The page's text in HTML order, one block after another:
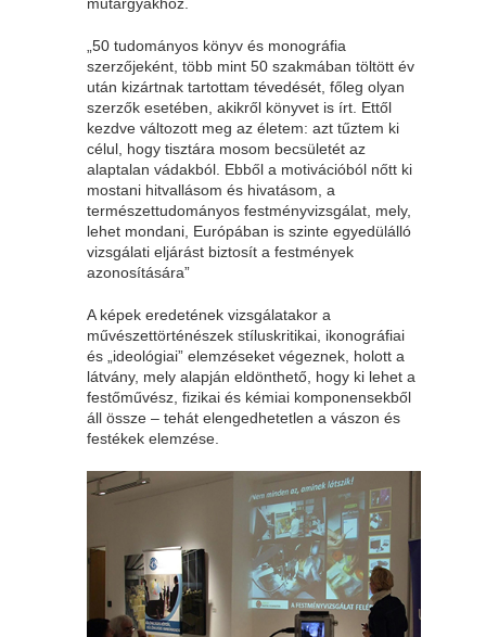
műtárgyakhoz.
„50 tudományos könyv és monográfia
szerzőjeként, több mint 50 szakmában töltött év
után kizártnak tartottam tévedését, főleg olyan
szerzők esetében, akikről könyvet is írt. Ettől
kezdve változott meg az életem: azt tűztem ki
célul, hogy tisztára mosom becsületét az
alaptalan vádakból. Ebből a motivációból nőtt ki
mostani hitvallásom és hivatásom, a
természettudományos festményvizsgálat, mely,
lehet mondani, Európában is szinte egyedülálló
vizsgálati eljárást biztosít a festmények
azonosítására”
A képek eredetének vizsgálatakor a
művészettörténészek stíluskritikai, ikonográfiai
és „ideológiai” elemzéseket végeznek, holott a
látvány, mely alapján eldönthető, hogy ki lehet a
festőművész, fizikai és kémiai komponensekből
áll össze – tehát elengedhetetlen a vászon és
festékek elemzése.